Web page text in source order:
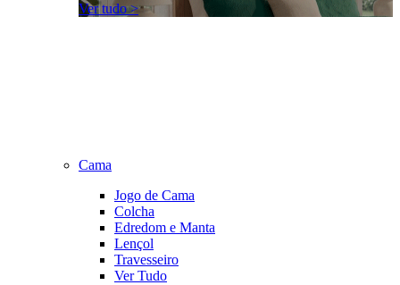
Ver tudo >
Cama
Jogo de Cama
Colcha
Edredom e Manta
Lençol
Travesseiro
Ver Tudo